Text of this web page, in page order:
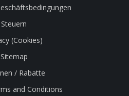
Steuern
(Cookies)
Sitemap
/ Rabatte
and Conditions